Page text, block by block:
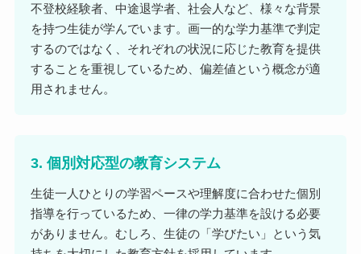
不登校経験者、中途退学者、社会人など、様々な背景
を持つ生徒が学んでいます。画一的な学力基準で判定
するのではなく、それぞれの状況に応じた教育を提供
することを重視しているため、偏差値という概念が適
用されません。
3. 個別対応型の教育システム
生徒一人ひとりの学習ペースや理解度に合わせた個別
指導を行っているため、一律の学力基準を設ける必要
がありません。むしろ、生徒の「学びたい」という気